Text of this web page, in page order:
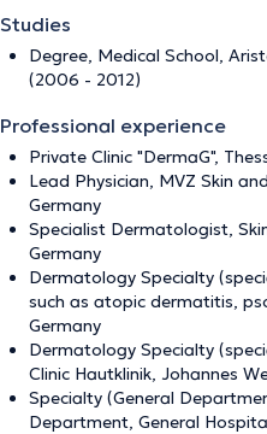
Studies
Degree, Medical School,
(2006 - 2012)
Professional experience
Private Clinic "DermaG",
Lead Physician, MVZ Skin
Germany
Specialist Dermatologist,
Germany
Dermatology Specialty
such as atopic dermatitis,
Germany
Dermatology Specialty
Clinic Hautklinik, Johannes
Specialty (General
Department, General